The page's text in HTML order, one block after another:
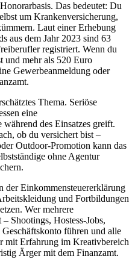
Das bedeutet: Du
um Krankenversicherung,
Laut einer Erhebung
aus dem Jahr 2023 sind 63
registriert. Wenn du
und mehr als 520 Euro
Gewerbeanmeldung oder
Thema. Seriöse
eine
des Einsatzes greift.
ob du versichert bist –
Outdoor-Promotion kann das
ohne Agentur
der Einkommensteuererklärung
und Fortbildungen
Wer mehrere
Shootings, Hostess-Jobs,
führen und alle
mit Erfahrung im Kreativbereich
Ärger mit dem Finanzamt.